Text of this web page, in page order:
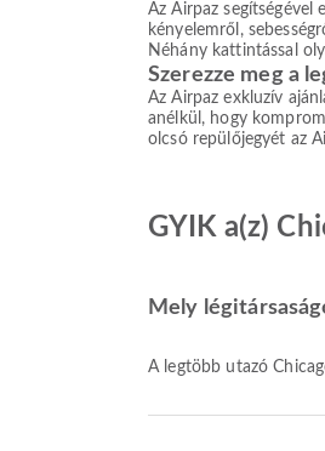
Az Airpaz
kényelemről,
Néhány kattintással
Szerezze meg a
Az Airpaz exkluzív
anélkül, hogy
olcsó repülőjegyét az
GYIK a(z)
Mely
A legtöbb utazó